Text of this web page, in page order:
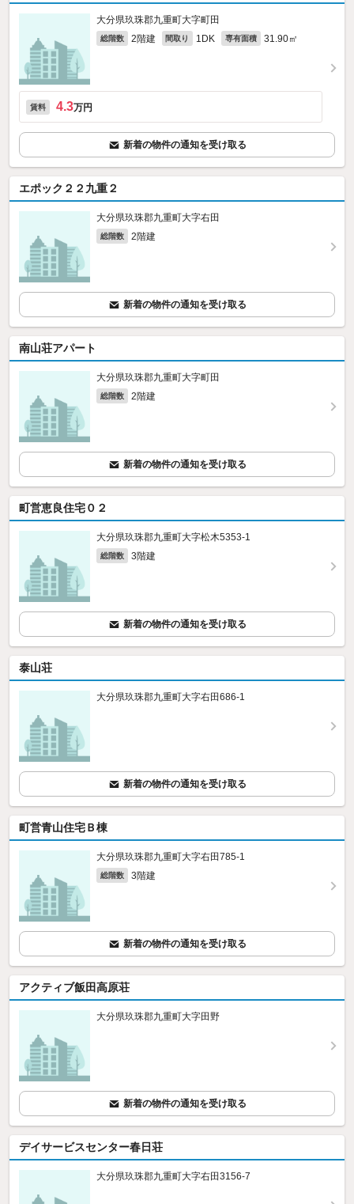
大分県玖珠郡九重町大字町田
総階数 2階建 間取り 1DK 専有面積 31.90㎡
賃料 4.3万円
新着の物件の通知を受け取る
エポック２２九重２
大分県玖珠郡九重町大字右田
総階数 2階建
新着の物件の通知を受け取る
南山荘アパート
大分県玖珠郡九重町大字町田
総階数 2階建
新着の物件の通知を受け取る
町営恵良住宅０２
大分県玖珠郡九重町大字松木5353‐1
総階数 3階建
新着の物件の通知を受け取る
泰山荘
大分県玖珠郡九重町大字右田686‐1
新着の物件の通知を受け取る
町営青山住宅Ｂ棟
大分県玖珠郡九重町大字右田785‐1
総階数 3階建
新着の物件の通知を受け取る
アクティブ飯田高原荘
大分県玖珠郡九重町大字田野
新着の物件の通知を受け取る
デイサービスセンター春日荘
大分県玖珠郡九重町大字右田3156‐7